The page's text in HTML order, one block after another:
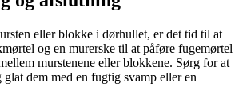
eller blokke i dørhullet, er det tid til at
og en murerske til at påføre fugemørtel
murstenene eller blokkene. Sørg for at
dem med en fugtig svamp eller en